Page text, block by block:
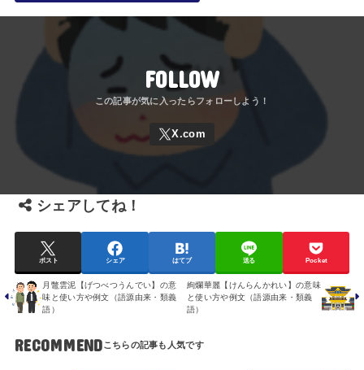
FOLLOW
シェアしてね！
ポスト シェア はてブ 送る Pocket
月鼈雲泥【げつべつうんでい】の意
味と使い方や例文（語源由来・類義
語）
絢爛華麗【けんらんかれい】の意味
と使い方や例文（語源由来・類義
語）
RECOMMEND